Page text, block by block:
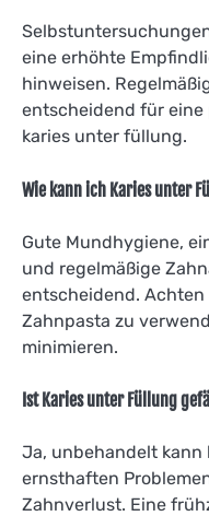
eine erhöhte
hinweisen.
entscheidend für eine
karies unter füllung.
Wie kann ich Karies unter
Gute Mundhygiene,
und regelmäßige
entscheidend.
Zahnpasta zu
minimieren.
Ist Karies unter Füllung
Ja, unbehandelt
ernsthaften
Zahnverlust. Eine